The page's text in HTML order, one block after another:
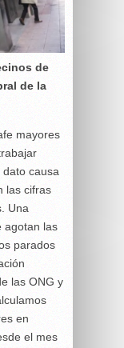
de
de la
mayores
dato causa
las cifras
Una
agotan las
parados
las ONG y
en
el mes